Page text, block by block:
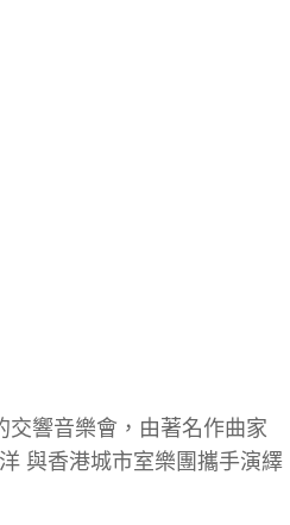
交響音樂會，由著名作曲家
與香港城市室樂團攜手演繹